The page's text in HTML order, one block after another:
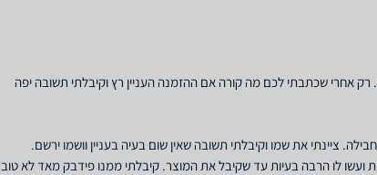
אחרי שכתבתי לכם מה קורה אם ההזמנה העניין רץ וקיבלתי תשובה יפה
לו הרבה בעיות עד שקיבל את המוצר. קיבלתי ממנו פידבק מאד לא טוב